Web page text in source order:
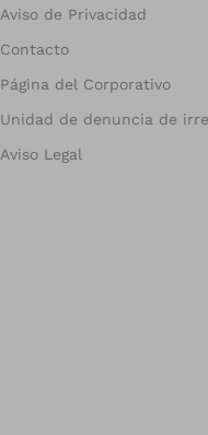
Aviso de Privacidad
Contacto
Página del Corporativo
Unidad de denuncia de
Aviso Legal